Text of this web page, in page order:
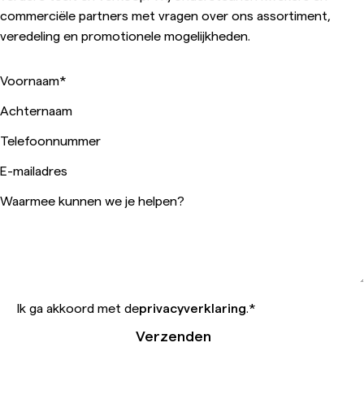
commerciële partners met vragen over ons assortiment,
veredeling en promotionele mogelijkheden.
Voornaam*
Achternaam
Telefoonnummer
E-mailadres
Waarmee kunnen we je helpen?
Ik ga akkoord met deprivacyverklaring.*
Verzenden